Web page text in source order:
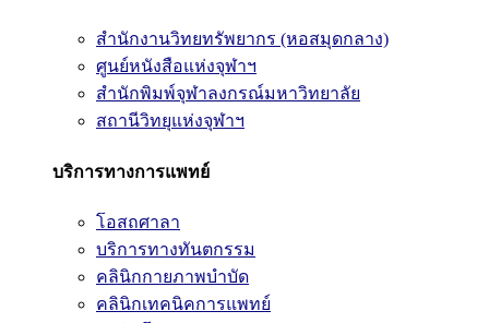
สำนักงานวิทยทรัพยากร (หอสมุดกลาง)
ศูนย์หนังสือแห่งจุฬาฯ
สำนักพิมพ์จุฬาลงกรณ์มหาวิทยาลัย
สถานีวิทยุแห่งจุฬาฯ
บริการทางการแพทย์
โอสถศาลา
บริการทางทันตกรรม
คลินิกกายภาพบำบัด
คลินิกเทคนิคการแพทย์